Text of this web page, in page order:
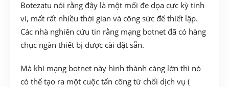
Botezatu nói rằng đây là một mối đe dọa cực kỳ tinh
vi, mất rất nhiều thời gian và công sức để thiết lập.
Các nhà nghiên cứu tin rằng mạng botnet đã có hàng
chục ngàn thiết bị được cài đặt sẵn.
Mà khi mạng botnet này hình thành càng lớn thì nó
có thể tạo ra một cuộc tấn công từ chối dịch vụ (